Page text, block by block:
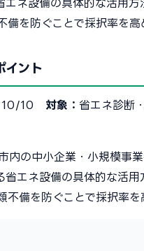
ネ設備の具体的な活用
を防ぐことで採択率を高
イント
10/10 対象： 省エネ診断
内の中小企業・小規模事
エネ設備の具体的な活
備を防ぐことで採択率を